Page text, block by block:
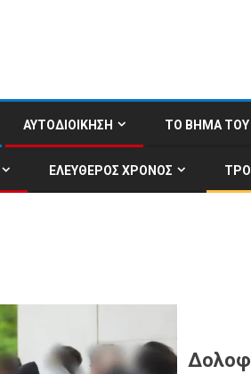
ΑΥΤΟΔΙΟΙΚΗΣΗ ΤΟ ΒΗΜΑ
ΕΛΕΥΘΕΡΟΣ ΧΡΟΝΟΣ